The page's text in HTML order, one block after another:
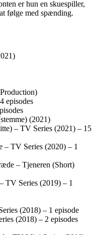
er hun en skuespiller,
følge med spænding.
episodes
(2021)
– TV Series (2021) – 15
– TV Series (2020) – 1
– Tjeneren (Short)
TV Series (2019) – 1
(2018) – 1 episode
(2018) – 2 episodes